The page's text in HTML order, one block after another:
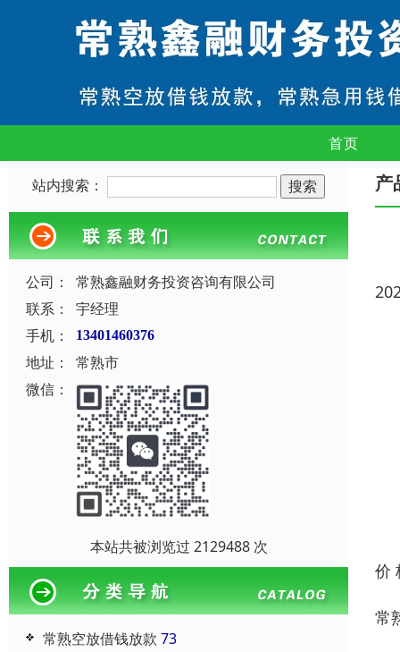
首页
站内搜索：
公司：
常熟鑫融财务投资咨询有限公司
联系：
宇经理
手机：
13401460376
地址：
常熟市
微信：
本站共被浏览过 2129488 次
常熟空放借钱放款 73
产
价
常